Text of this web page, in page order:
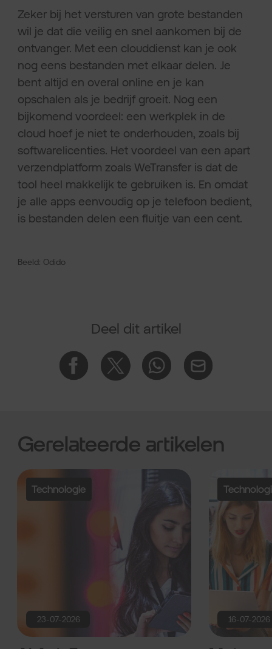
Zeker bij het versturen van grote bestanden
wil je dat die veilig en snel aankomen bij de
ontvanger. Met een clouddienst kan je ook
nog eens bestanden met elkaar delen. Je
bent altijd en overal online en je kan
opschalen als je bedrijf groeit. Nog een
bijkomend voordeel: een werkplek in de
cloud hoef je niet te onderhouden, zoals bij
softwarelicenties. Het voordeel van een apart
verzendplatform zoals WeTransfer is dat de
tool heel makkelijk te gebruiken is. En omdat
je alle apps eenvoudig op je telefoon bedient,
is bestanden delen een fluitje van een cent.
Beeld: Odido
Deel dit artikel
Gerelateerde artikelen
Technologie
23-07-2026 16-07-2026